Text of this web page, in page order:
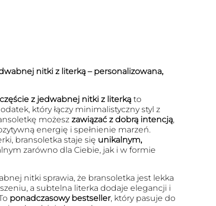
nitki z literką – personalizowana,
z jedwabnej nitki z literkąto
który łączy minimalistyczny styl z
możesz zawiązać z dobrą intencją,
energię i spełnienie marzeń.
bransoletka staje się unikalnym,
zarówno dla Ciebie, jak i w formie
nitki sprawia, że bransoletka jest lekka
a subtelna literka dodaje elegancji i
ponadczasowy bestseller, który pasuje do